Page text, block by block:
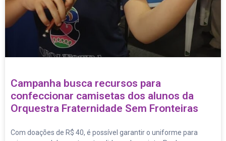
Campanha busca recursos para
confeccionar camisetas dos alunos da
Orquestra Fraternidade Sem Fronteiras
Com doações de R$ 40, é possível garantir o uniforme para